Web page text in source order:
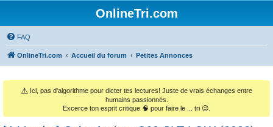
OnlineTri.com
FAQ
OnlineTri.com Accueil du forum Petites Annonces
⚠️ Ici, pas d'algorithme pour dicter tes lectures! Juste de vrais échanges entre
humains passionnés.
Excerce ton esprit critique 🧠 pour faire le ... tri 😉.